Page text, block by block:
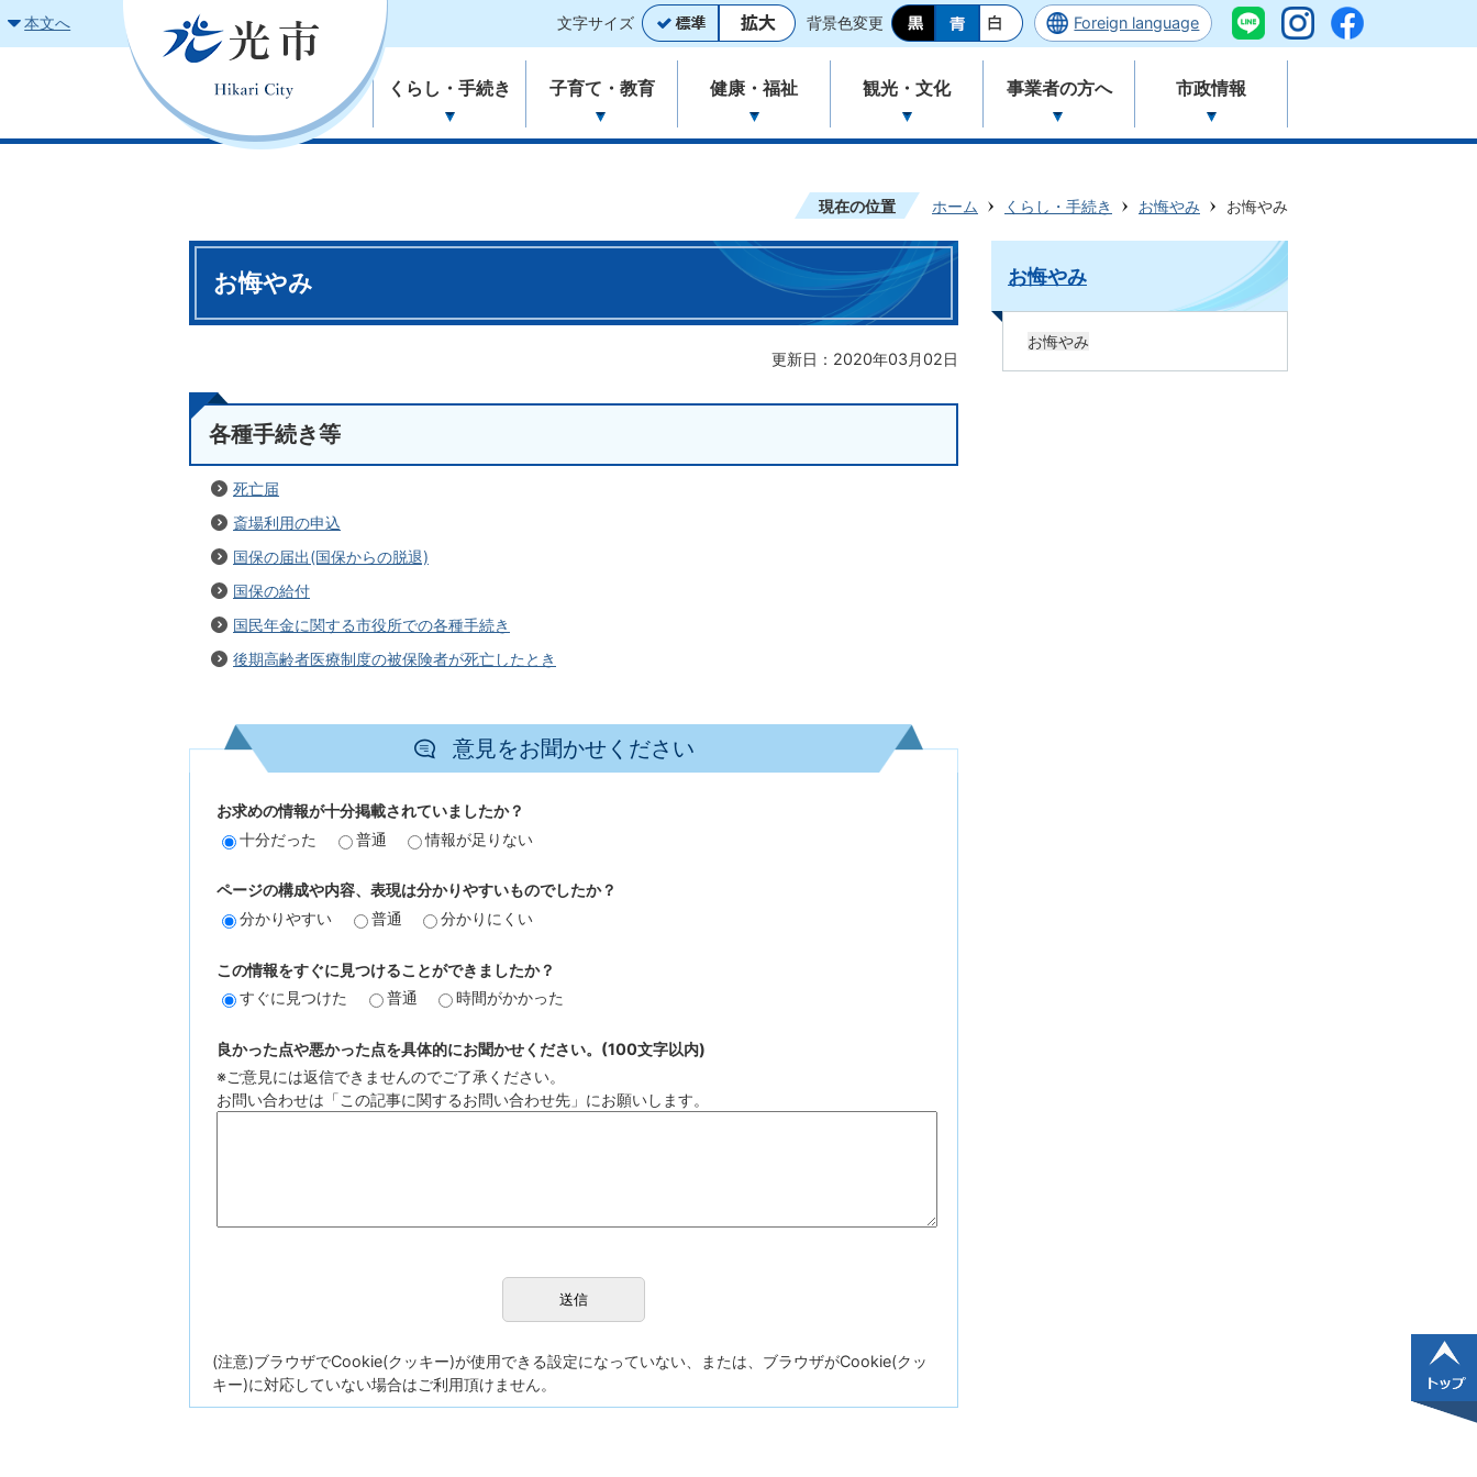
本文へ 文字サイズ 背景色変更 Foreign language
くらし・手続き 子育て・教育 健康・福祉 観光・文化 事業者の方へ 市政情報
現在の位置 ホーム くらし・手続き お悔やみ お悔やみ
お悔やみ
更新日：2020年03月02日
各種手続き等
死亡届
斎場利用の申込
国保の届出(国保からの脱退)
国保の給付
国民年金に関する市役所での各種手続き
後期高齢者医療制度の被保険者が死亡したとき
意見をお聞かせください
お求めの情報が十分掲載されていましたか？
十分だった
普通 情報が足りない
ページの構成や内容、表現は分かりやすいものでしたか？
分かりやすい
普通 分かりにくい
この情報をすぐに見つけることができましたか？
すぐに見つけた
普通 時間がかかった
良かった点や悪かった点を具体的にお聞かせください。(100文字以内)
※ご意見には返信できませんのでご了承ください。
お問い合わせは「この記事に関するお問い合わせ先」にお願いします。
(注意)ブラウザでCookie(クッキー)が使用できる設定になっていない、または、ブラウザがCookie(クッ
キー)に対応していない場合はご利用頂けません。
お悔やみ
お悔やみ